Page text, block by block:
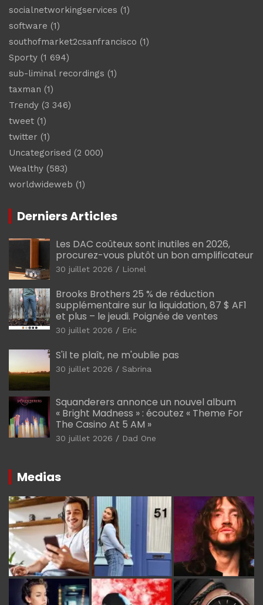
socialnetworkingservices (1)
software (1)
southofmarket2csanfrancisco (1)
Sporty (1 694)
sub-liminal recordings (1)
taxman (1)
Trendy (3 346)
tweet (1)
twitter (1)
Uncategorised (2 000)
Wealthy (583)
worldwideweb (1)
Derniers Articles
Les DAC coûteux sont inutiles en 2026,
procurez-vous plutôt un bon amplificateur
30 juillet 2026 Lionel
Brooks Brothers 25 % de réduction
supplémentaire sur la liquidation, 87 $ AF1
et plus – le jeudi. Poignée de ventes
30 juillet 2026 Eric
S'il te plaît, ne m'oublie pas
30 juillet 2026 Sabrina
Squanderers annonce un nouvel album
« Bright Madness » : écoutez « Theme For
The Casino At 5 AM »
30 juillet 2026 Dad One
Medias